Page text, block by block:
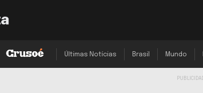
Últimas Notícias Brasil Mundo